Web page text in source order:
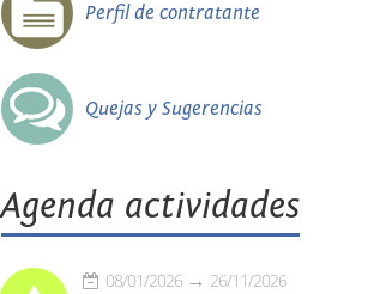
Perfil de contratante
Quejas y Sugerencias
Agenda actividades
08/01/2026 26/11/2026